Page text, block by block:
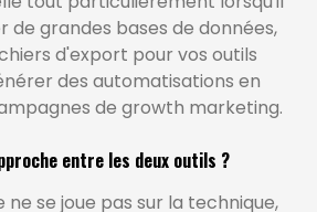
de grandes bases de données,
d'export pour vos outils
des automatisations en
de growth marketing.
entre les deux outils ?
ne se joue pas sur la technique,